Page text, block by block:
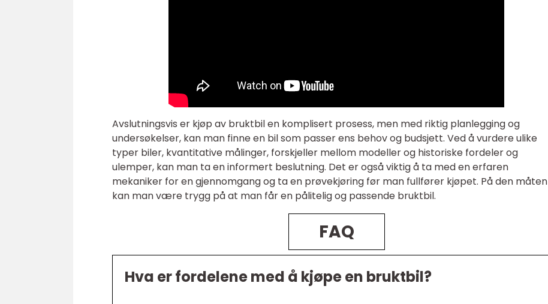
Avslutningsvis er kjøp av bruktbil en komplisert prosess, men med riktig planlegging og
undersøkelser, kan man finne en bil som passer ens behov og budsjett. Ved å vurdere ulike
typer biler, kvantitative målinger, forskjeller mellom modeller og historiske fordeler og
ulemper, kan man ta en informert beslutning. Det er også viktig å ta med en erfaren
mekaniker for en gjennomgang og ta en prøvekjøring før man fullfører kjøpet. På den måten
kan man være trygg på at man får en pålitelig og passende bruktbil.
FAQ
Hva er fordelene med å kjøpe en bruktbil?